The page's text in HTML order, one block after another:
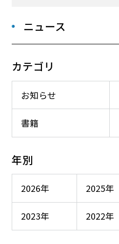
ニュース
カテゴリ
お知らせ
書籍
年別
2026年 2025年
2023年 2022年